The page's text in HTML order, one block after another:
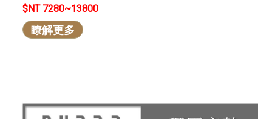
$NT 7280~13800
瞭解更多